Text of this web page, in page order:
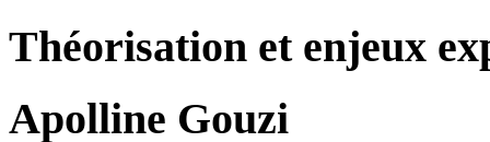
Théorisation et enjeux
Apolline Gouzi